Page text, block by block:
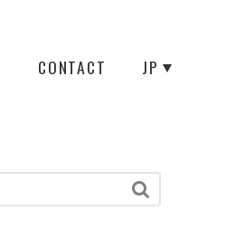
CONTACT JP
